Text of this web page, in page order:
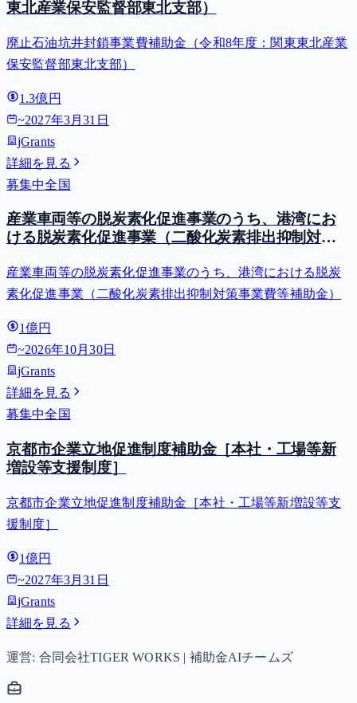
東北産業保安監督部東北支部）
廃止石油坑井封鎖事業費補助金（令和8年度：関東東北産業
保安監督部東北支部）
1.3億円
~2027年3月31日
jGrants
詳細を見る
募集中全国
産業車両等の脱炭素化促進事業のうち、港湾にお
ける脱炭素化促進事業（二酸化炭素排出抑制対策
産業車両等の脱炭素化促進事業のうち、港湾における脱炭
素化促進事業（二酸化炭素排出抑制対策事業費等補助金）
1億円
~2026年10月30日
jGrants
詳細を見る
募集中全国
京都市企業立地促進制度補助金［本社・工場等新
増設等支援制度］
京都市企業立地促進制度補助金［本社・工場等新増設等支
援制度］
1億円
~2027年3月31日
jGrants
詳細を見る
運営: 合同会社TIGER WORKS | 補助金AIチームズ